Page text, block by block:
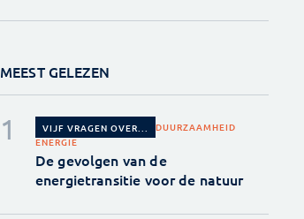
MEEST GELEZEN
VIJF VRAGEN OVER...
DUURZAAMHEID
ENERGIE
De gevolgen van de
energietransitie voor de natuur